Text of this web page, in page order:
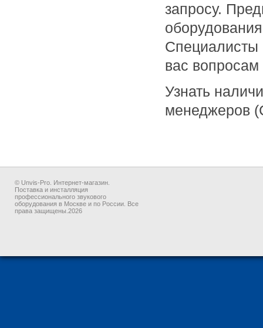
запросу.
Специалисты
вас
Узнать
менеджеров
© Unvis-Pro. Интернет-магазин.
Поставка и инсталляция
профессионального звукового
оборудования в Москве и по России. Все
права защищены.2026